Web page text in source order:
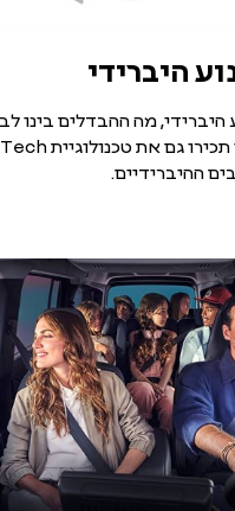
היברידי
מה ההבדלים בינו
ההיברידיים.